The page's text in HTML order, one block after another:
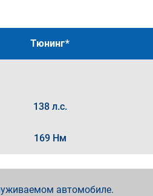
Тюнинг*
138 л.с.
169 Нм
автомобиле.